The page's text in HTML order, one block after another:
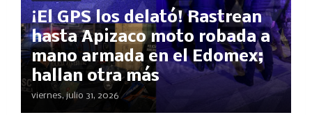
¡El GPS los delató! Rastrean
hasta Apizaco moto robada a
mano armada en el Edomex;
hallan otra más
viernes, julio 31, 2026